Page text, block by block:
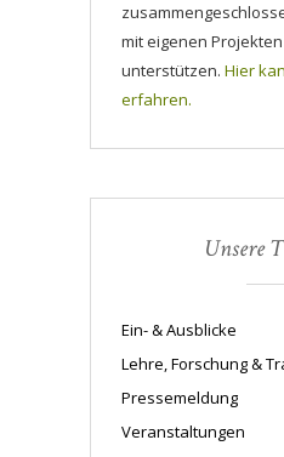
mit eigenen
unterstützen. Hier
erfahren.
Unsere
Ein- & Ausblicke
Lehre, Forschung &
Pressemeldung
Veranstaltungen